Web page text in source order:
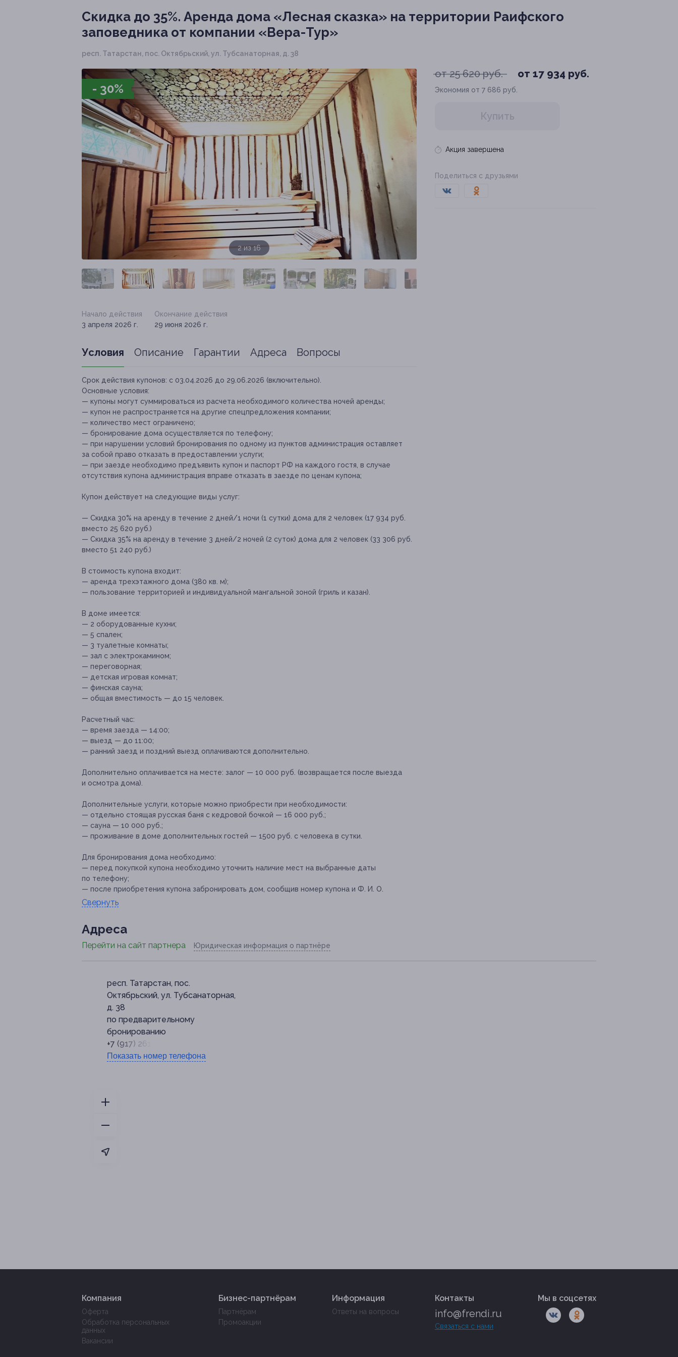
Скидка до 35%. Аренда дома «Лесная сказка» на территории Раифского
заповедника от компании «Вера-Тур»
респ. Татарстан, пос. Октябрьский, ул. Тубсанаторная, д. 38
- 30%
3 из 16
от 25 620 руб. от 17 934 руб.
Экономия от 7 686 руб.
Купить
Акция завершена
Поделиться с друзьями
Начало действия
3 апреля 2026 г.
Окончание действия
29 июня 2026 г.
Условия Описание Гарантии Адреса Вопросы
Срок действия купонов: с 03.04.2026 до 29.06.2026 (включительно).
Основные условия:
— купоны могут суммироваться из расчета необходимого количества ночей аренды;
— купон не распространяется на другие спецпредложения компании;
— количество мест ограничено;
— бронирование дома осуществляется по телефону;
— при нарушении условий бронирования по одному из пунктов администрация оставляет
за собой право отказать в предоставлении услуги;
— при заезде необходимо предъявить купон и паспорт РФ на каждого гостя, в случае
отсутствия купона администрация вправе отказать в заезде по ценам купона;
Купон действует на следующие виды услуг:
— Скидка 30% на аренду в течение 2 дней/1 ночи (1 сутки) дома для 2 человек (17 934 руб.
вместо 25 620 руб.)
— Скидка 35% на аренду в течение 3 дней/2 ночей (2 суток) дома для 2 человек (33 306 руб.
вместо 51 240 руб.)
В стоимость купона входит:
— аренда трехэтажного дома (380 кв. м);
— пользование территорией и индивидуальной мангальной зоной (гриль и казан).
В доме имеется:
— 2 оборудованные кухни;
— 5 спален;
— 3 туалетные комнаты;
— зал с электрокамином;
— переговорная;
— детская игровая комнат;
— финская сауна;
— общая вместимость — до 15 человек.
Расчетный час:
— время заезда — 14:00;
— выезд — до 11:00;
— ранний заезд и поздний выезд оплачиваются дополнительно.
Дополнительно оплачивается на месте: залог — 10 000 руб. (возвращается после выезда
и осмотра дома).
Дополнительные услуги, которые можно приобрести при необходимости:
— отдельно стоящая русская баня с кедровой бочкой — 16 000 руб.;
— сауна — 10 000 руб.;
— проживание в доме дополнительных гостей — 1500 руб. с человека в сутки.
Для бронирования дома необходимо:
— перед покупкой купона необходимо уточнить наличие мест на выбранные даты
по телефону;
— после приобретения купона забронировать дом, сообщив номер купона и Ф. И. О.
Свернуть
Адресa
Перейти на сайт партнера Юридическая информация о партнёре
респ. Татарстан, пос.
Октябрьский, ул. Тубсанаторная,
д. 38
по предварительному
бронированию
+7 (917) 261-25-78
Показать номер телефона
Компания
Оферта
Обработка персональных
данных
Вакансии
Бизнес-партнёрам
Партнёрам
Промоакции
Информация
Ответы на вопросы
Контакты
info@frendi.ru
Связаться с нами
Мы в соцсетях